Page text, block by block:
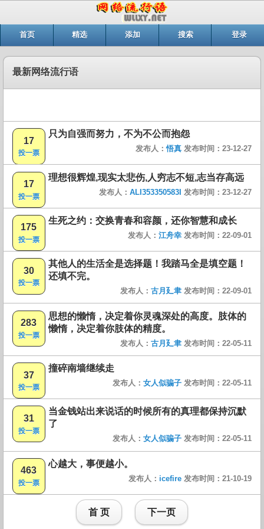
首页 精选 添加 搜索 登录
最新网络流行语
17
投一票
只为自强而努力，不为不公而抱怨
发布人：悟真 发布时间：23-12-27
17
投一票
理想很辉煌,现实太悲伤,人穷志不短,志当存高远
发布人： ALI353350583I 发布时间：23-12-27
175
投一票
生死之约：交换青春和容颜，还你智慧和成长
发布人： 江舟幸 发布时间：22-09-01
30
投一票
其他人的生活全是选择题！我踏马全是填空题！
还填不完。
发布人： 古月廴聿 发布时间：22-09-01
283
投一票
思想的懒惰，决定着你灵魂深处的高度。肢体的
懒惰，决定着你肢体的精度。
发布人： 古月廴聿 发布时间：22-05-11
37
投一票
撞碎南墙继续走
发布人： 女人似骗子 发布时间：22-05-11
31
投一票
当金钱站出来说话的时候所有的真理都保持沉默
了
发布人： 女人似骗子 发布时间：22-05-11
463
投一票
心越大，事便越小。
发布人： icefire 发布时间：21-10-19
首 页 下一页